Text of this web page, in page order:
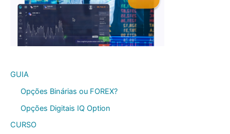
GUIA
Opções Binárias ou FOREX?
Opções Digitais IQ Option
CURSO